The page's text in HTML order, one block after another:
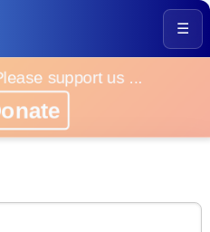
☰
support us ...